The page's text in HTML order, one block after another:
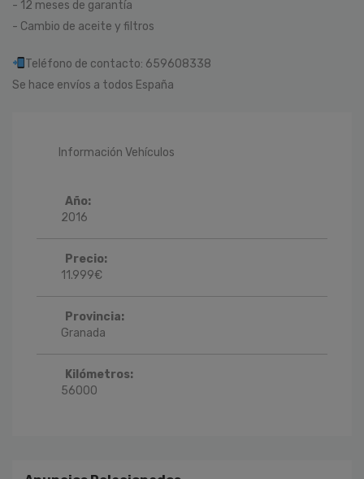
- 12 meses de garantía
- Cambio de aceite y filtros
Teléfono de contacto: 659608338
Se hace envíos a todos España
Información Vehículos
Año:
2016
Precio:
11.999€
Provincia:
Granada
Kilómetros:
56000